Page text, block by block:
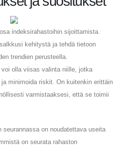
indeksirahastoihin sijoittamista.
kehitystä ja tehdä tietoon
trendien perusteella.
voi olla viisas valinta niille, jotka
minimoida riskit. On kuitenkin erittäin
varmistaaksesi, että se toimii
seurannassa on noudatettava useita
on seurata rahaston